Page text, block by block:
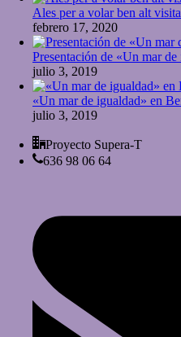
Ales per a volar ben alt
febrero 17, 2020
Presentación de «Un mar
julio 3, 2019
«Un mar de igualdad» en
julio 3, 2019
Proyecto Supera-T
636 98 06 64